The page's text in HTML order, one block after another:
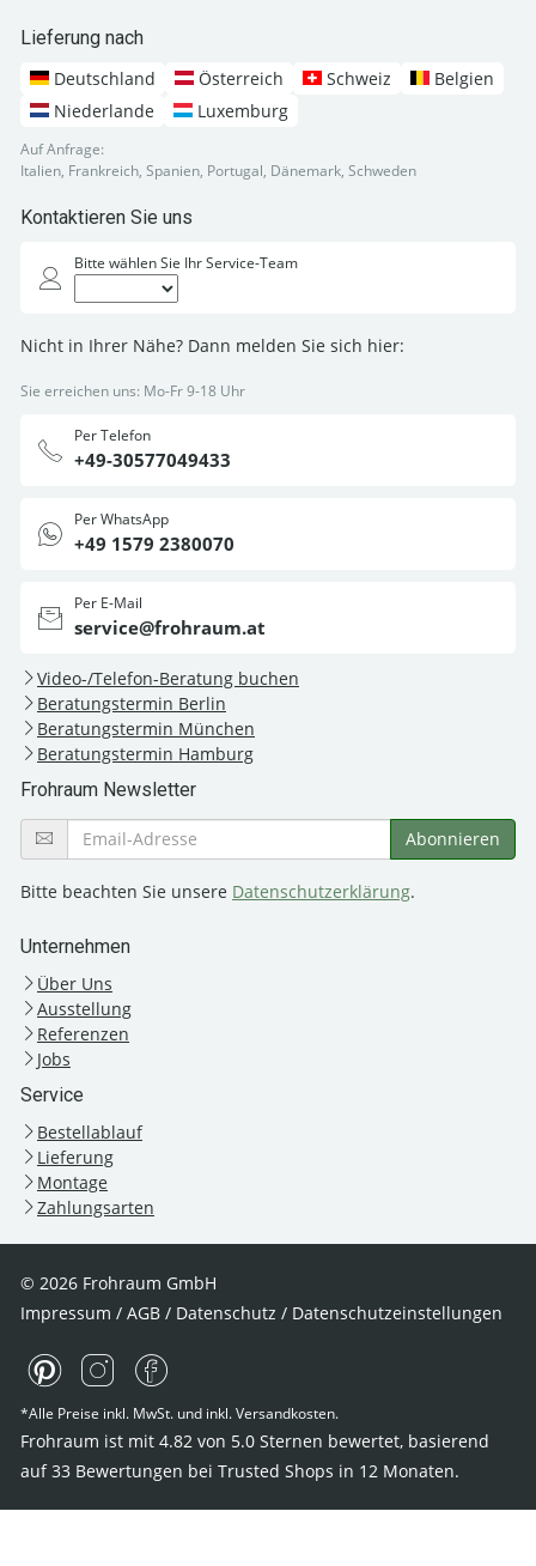
Lieferung nach
Deutschland
Österreich Schweiz
Belgien
Niederlande
Luxemburg
Auf Anfrage:
Italien, Frankreich, Spanien, Portugal, Dänemark, Schweden
Kontaktieren Sie uns
Bitte wählen Sie Ihr Service-Team
Nicht in Ihrer Nähe? Dann melden Sie sich hier:
Sie erreichen uns: Mo-Fr 9-18 Uhr
Per Telefon
+49-30577049433
Per WhatsApp
+49 1579 2380070
Per E-Mail
service@frohraum.at
Video-/Telefon-Beratung buchen
Beratungstermin Berlin
Beratungstermin München
Beratungstermin Hamburg
Frohraum Newsletter
Bitte beachten Sie unsere Datenschutzerklärung.
Unternehmen
Über Uns
Ausstellung
Referenzen
Jobs
Service
Bestellablauf
Lieferung
Montage
Zahlungsarten
© 2026 Frohraum GmbH
Impressum / AGB / Datenschutz / Datenschutzeinstellungen
*Alle Preise inkl. MwSt. und inkl. Versandkosten.
Frohraum ist mit 4.82 von 5.0 Sternen bewertet, basierend
auf33 Bewertungen bei Trusted Shops in 12 Monaten.